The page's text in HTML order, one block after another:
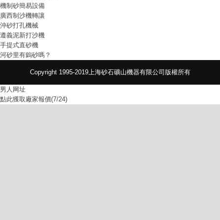
機制砂簡易設備
廣西制沙機轉讓
沖砂打孔機械
遵義泥新打沙機
手提式直砂機
河砂里有鎢砂嗎？
Copyright 1995-2019上海砂石礦山機器有限公司版權所有
男人网址
點此獲取廠家報價(7/24)